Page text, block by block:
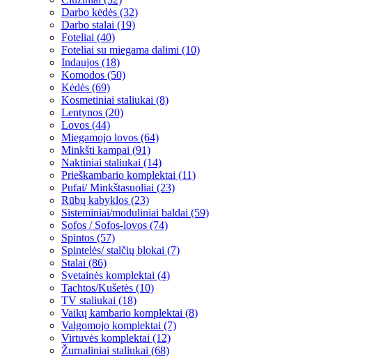
Darbo kėdės (32)
Darbo stalai (19)
Foteliai (40)
Foteliai su miegama dalimi (10)
Indaujos (18)
Komodos (50)
Kėdės (69)
Kosmetiniai staliukai (8)
Lentynos (20)
Lovos (44)
Miegamojo lovos (64)
Minkšti kampai (91)
Naktiniai staliukai (14)
Prieškambario komplektai (11)
Pufai/ Minkštasuoliai (23)
Rūbų kabyklos (23)
Sisteminiai/moduliniai baldai (59)
Sofos / Sofos-lovos (74)
Spintos (57)
Spintelės/ stalčių blokai (7)
Stalai (86)
Svetainės komplektai (4)
Tachtos/Kušetės (10)
TV staliukai (18)
Vaikų kambario komplektai (8)
Valgomojo komplektai (7)
Virtuvės komplektai (12)
Žurnaliniai staliukai (68)